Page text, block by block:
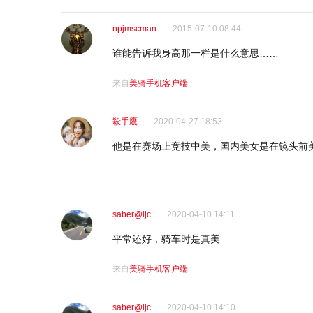
npjmscman 2015-07-10 08:44
谁能告诉我身高那一栏是什么意思……
来自美骑手机客户端
殺手鷹 2020-04-27 18:53
他是在赛场上竞技中美，国内美女是在镜头前
saber@ljc 2020-04-10 14:11
平常还好，骑车时是真美
来自美骑手机客户端
saber@ljc 2020-04-10 14:10